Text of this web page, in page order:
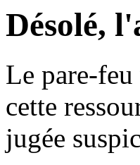
Désolé,
Le pare-
cette
jugée